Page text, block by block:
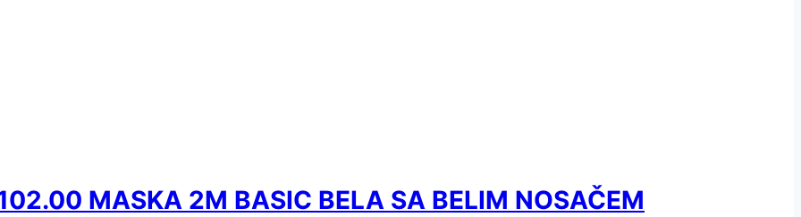
MASKA 2M BASIC BELA SA BELIM NOSAČEM